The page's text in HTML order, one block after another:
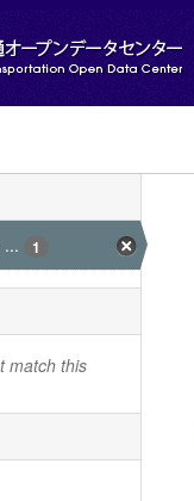
1
match this